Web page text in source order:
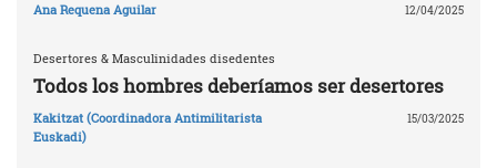
Ana Requena Aguilar 12/04/2025
Desertores & Masculinidades disedentes
Todos los hombres deberíamos ser desertores
Kakitzat (Coordinadora Antimilitarista
Euskadi)
15/03/2025